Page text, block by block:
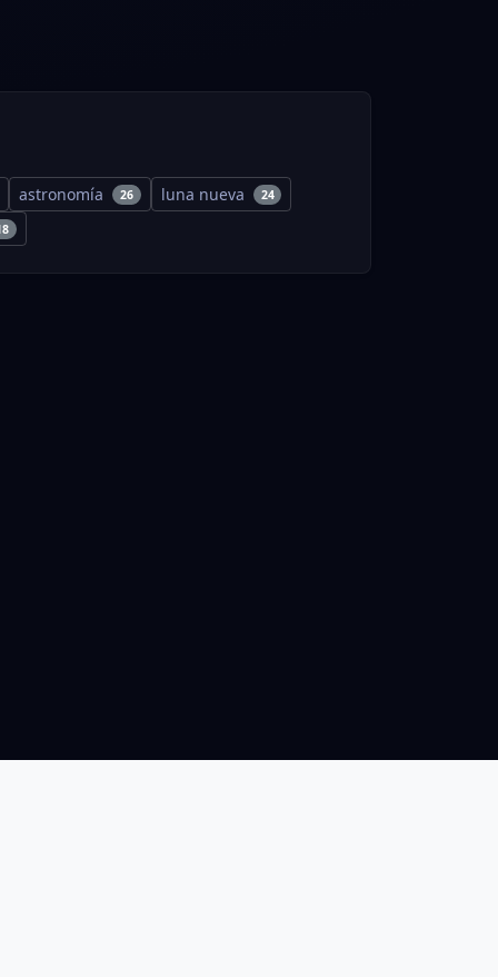
astronomía 26 luna nueva 24